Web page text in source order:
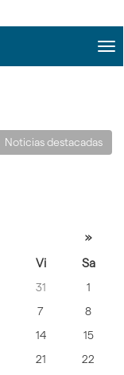
El
Noticias destacadas
»
Vi Sa
31
1
7
8
14
15
21
22